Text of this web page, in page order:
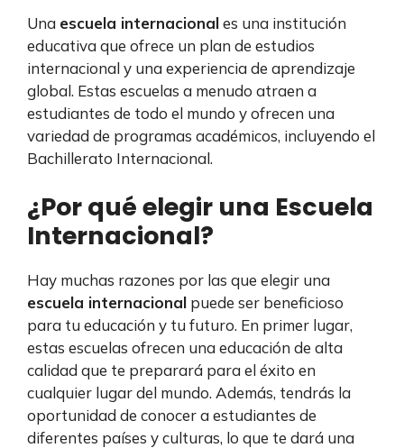
Una escuela internacionales una institución
educativa que ofrece un plan de estudios
internacional y una experiencia de aprendizaje
global. Estas escuelas a menudo atraen a
estudiantes de todo el mundo y ofrecen una
variedad de programas académicos, incluyendo el
Bachillerato Internacional.
¿Por qué elegir una Escuela
Internacional?
Hay muchas razones por las que elegir una
escuela internacional puede ser beneficioso
para tu educación y tu futuro. En primer lugar,
estas escuelas ofrecen una educación de alta
calidad que te preparará para el éxito en
cualquier lugar del mundo. Además, tendrás la
oportunidad de conocer a estudiantes de
diferentes países y culturas, lo que te dará una